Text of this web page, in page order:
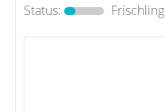
Status:
Frischling